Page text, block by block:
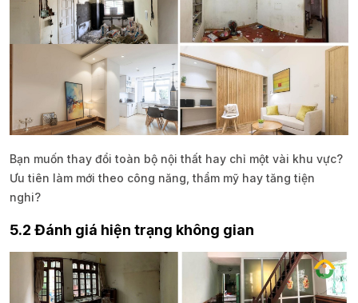
Bạn muốn thay đổi toàn bộ nội thất hay chỉ một vài khu vực?
Ưu tiên làm mới theo công năng, thẩm mỹ hay tăng tiện
nghi?
5.2 Đánh giá hiện trạng không gian